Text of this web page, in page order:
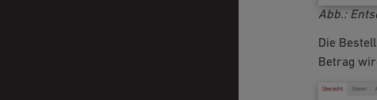
Abb.:
Die
Betrag